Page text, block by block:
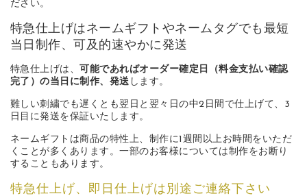
ださい。
特急仕上げはネームギフトやネームタグでも最短
当日制作、可及的速やかに発送
特急仕上げは、可能であればオーダー確定日（料金支払い確認
完了）の当日に制作、発送 します。
難しい刺繍でも遅くとも翌日と翌々日の中2日間で仕上げて、3
日目に発送を保証いたします。
ネームギフトは商品の特性上、制作に1週間以上お時間をいただ
くことが多くあります。一部のお客様については制作をお断り
することもあります。
特急仕上げ、即日仕上げは別途ご連絡下さい